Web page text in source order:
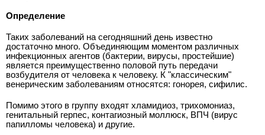
Определение
Таких заболеваний на сегодняшний день известно
достаточно много. Объединяющим моментом различных
инфекционных агентов (бактерии, вирусы, простейшие)
является преимущественно половой путь передачи
возбудителя от человека к человеку. К "классическим"
венерическим заболеваниям относятся: гонорея, сифилис.
Помимо этого в группу входят хламидиоз, трихомониаз,
генитальный герпес, контагиозный моллюск, ВПЧ (вирус
папилломы человека) и другие.